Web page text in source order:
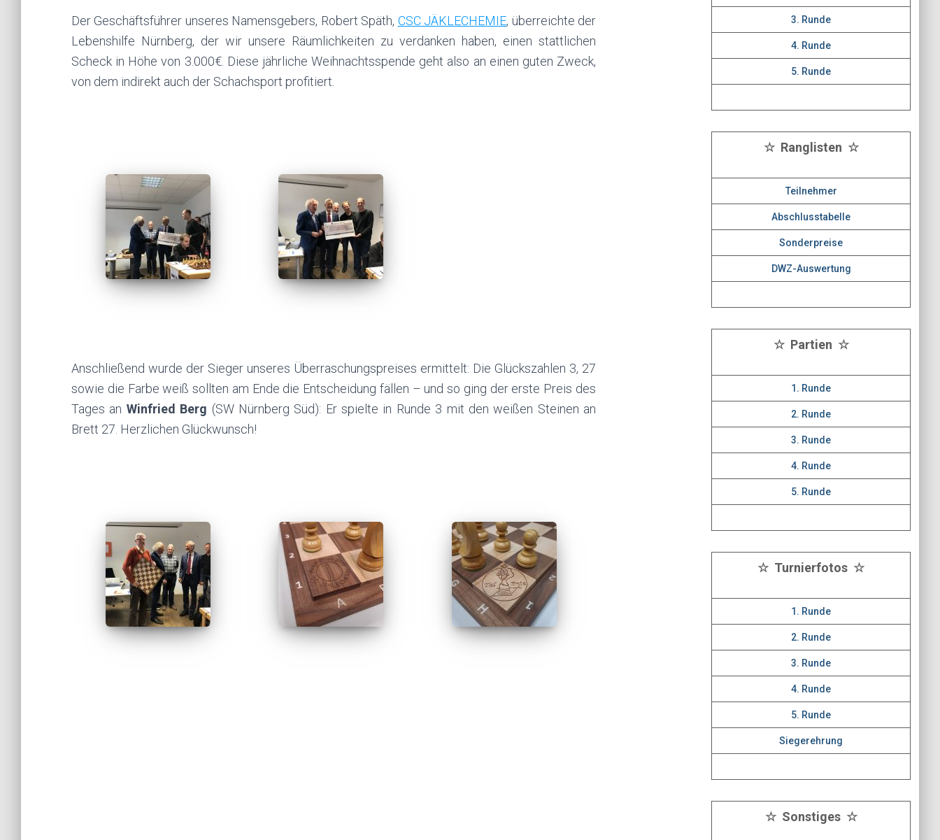
Der Geschäftsführer unseres Namensgebers, Robert Späth, CSC JÄKLECHEMIE, überreichte der
Lebenshilfe Nürnberg, der wir unsere Räumlichkeiten zu verdanken haben, einen stattlichen
Scheck in Höhe von 3.000€. Diese jährliche Weihnachtsspende geht also an einen guten Zweck,
von dem indirekt auch der Schachsport profitiert.
Anschließend wurde der Sieger unseres Überraschungspreises ermittelt: Die Glückszahlen 3, 27
sowie die Farbe weiß sollten am Ende die Entscheidung fällen – und so ging der erste Preis des
Tages an Winfried Berg (SW Nürnberg Süd): Er spielte in Runde 3 mit den weißen Steinen an
Brett 27. Herzlichen Glückwunsch!
3. Runde
4. Runde
5. Runde
☆ Ranglisten ☆
Teilnehmer
Abschlusstabelle
Sonderpreise
DWZ-Auswertung
☆ Partien ☆
1. Runde
2. Runde
3. Runde
4. Runde
5. Runde
☆ Turnierfotos ☆
1. Runde
2. Runde
3. Runde
4. Runde
5. Runde
Siegerehrung
☆ Sonstiges ☆